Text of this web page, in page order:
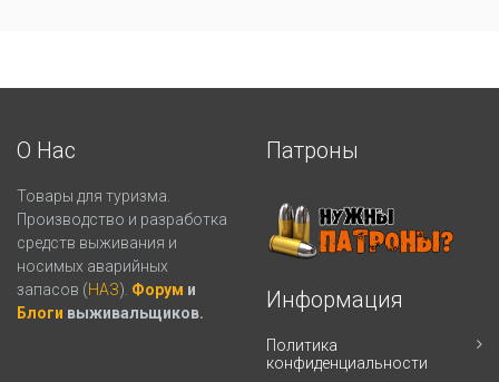
О Нас
Товары для туризма.
Производство и разработка
средств выживания и
носимых аварийных
запасов (НАЗ). Форум и
Блоги выживальщиков.
Патроны
Информация
Политика
конфиденциальности